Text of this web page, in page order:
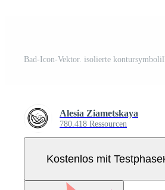
Bad-Icon-Vektor. isolierte
Alesia Ziametskaya
780.418 Ressourcen
Kostenlos mit Testphase